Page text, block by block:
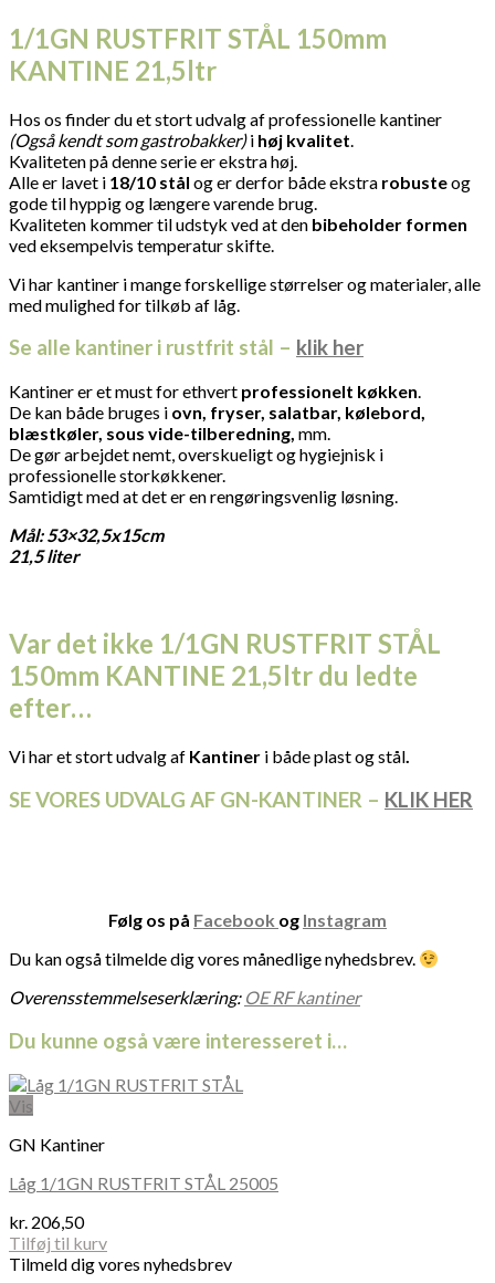
1/1GN RUSTFRIT STÅL 150mm
KANTINE 21,5ltr
Hos os finder du et stort udvalg af professionelle kantiner
(Også kendt som gastrobakker)i høj kvalitet
Kvaliteten på denne serie er ekstra høj.
Alle er lavet i 18/10 stål og er derfor både ekstra robusteog
gode til hyppig og længere varende brug.
Kvaliteten kommer til udstyk ved at den bibeholder formen
ved eksempelvis temperatur skifte.
Vi har kantiner i mange forskellige størrelser og materialer, alle
med mulighed for tilkøb af låg.
Se alle kantiner i rustfrit stål – klik her
Kantiner er et must for ethvert professionelt køkken.
De kan både bruges i ovn, fryser, salatbar, kølebord,
blæstkøler, sous vide-tilberedning, mm.
De gør arbejdet nemt, overskueligt og hygiejnisk i
professionelle storkøkkener.
Samtidigt med at det er en rengøringsvenlig løsning.
Mål: 53×32,5x15cm
21,5 liter
Var det ikke 1/1GN RUSTFRIT STÅL
150mm KANTINE 21,5ltr du ledte
efter…
Vi har et stort udvalg af Kantiner i både plast og stål.
SE VORES UDVALG AF GN-KANTINER – KLIK HER
Følg os på Facebook og Instagram
Du kan også tilmelde dig vores månedlige nyhedsbrev.
Overensstemmelseserklæring: OE RF kantiner
Du kunne også være interesseret i…
Vis
GN Kantiner
Låg 1/1GN RUSTFRIT STÅL 25005
kr. 206,50
Tilføj til kurv
Tilmeld dig vores nyhedsbrev